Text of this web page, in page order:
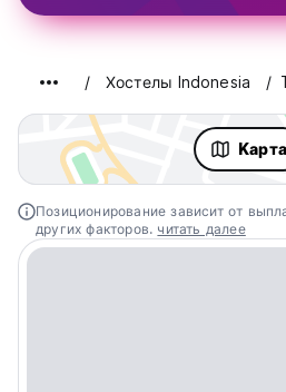
Хостелы Indonesia
Kарта
Позиционирование зависит от
других факторов. читать далее